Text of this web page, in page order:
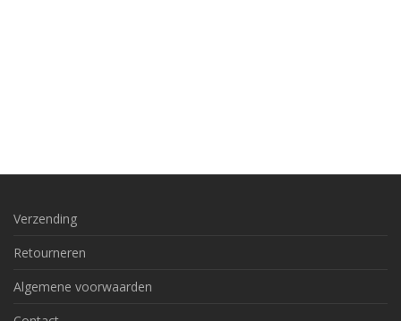
Verzending
Retourneren
Algemene voorwaarden